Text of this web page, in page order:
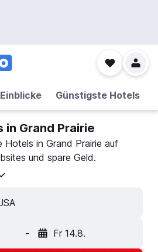
Einblicke Günstigste Hotels
in Grand Prairie
Hotels in Grand Prairie auf
und spare Geld.
- Fr 14.8.